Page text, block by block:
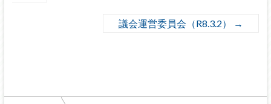
議会運営委員会（R8.3.2） →